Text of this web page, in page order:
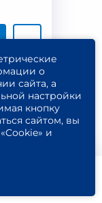
о
сайта, а
настройки
кнопку
сайтом, вы
и